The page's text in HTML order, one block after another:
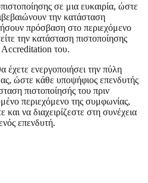
σε μια ευκαιρία, ώστε
την κατάσταση
πρόσβαση στο περιεχόμενο
την κατάσταση πιστοποίησης
Accreditation του.
έχετε ενεργοποιήσει την πύλη
ώστε κάθε υποψήφιος επενδυτής
πιστοποίησής του πριν
περιεχόμενο της συμφωνίας,
και να διαχειρίζεστε στη συνέχεια
επενδυτή.